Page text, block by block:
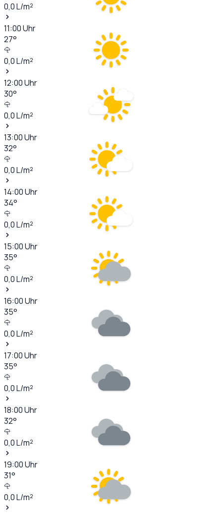
0,0L/m²
11:00Uhr
27°
0,0L/m²
12:00Uhr
30°
0,0L/m²
13:00Uhr
32°
0,0L/m²
14:00Uhr
34°
0,0L/m²
15:00Uhr
35°
0,0L/m²
16:00Uhr
35°
0,0L/m²
17:00Uhr
35°
0,0L/m²
18:00Uhr
32°
0,0L/m²
19:00Uhr
31°
0,0L/m²